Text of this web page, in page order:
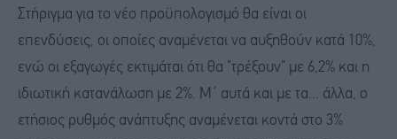
Στήριγμα για το νέο προϋπολογισμό θα είναι οι
επενδύσεις, οι οποίες αναμένεται να αυξηθούν κατά 10%,
ενώ οι εξαγωγές εκτιμάται ότι θα "τρέξουν" με 6,2% και η
ιδιωτική κατανάλωση με 2%. Μ΄ αυτά και με τα... άλλα, ο
ετήσιος ρυθμός ανάπτυξης αναμένεται κοντά στο 3%